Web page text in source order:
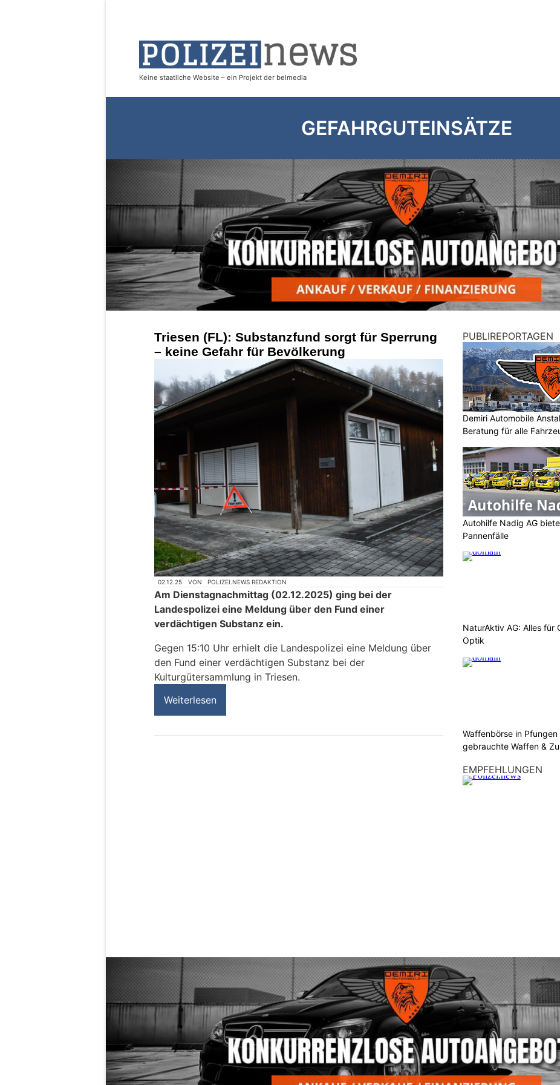
GEFAHRGUTEINSÄTZE
Triesen (FL): Substanzfund sorgt für Sperrung
– keine Gefahr für Bevölkerung
02.12.25 VON POLIZEI.NEWS REDAKTION
Am Dienstagnachmittag (02.12.2025) ging bei der
Landespolizei eine Meldung über den Fund einer
verdächtigen Substanz ein.
Gegen 15:10 Uhr erhielt die Landespolizei eine Meldung über
den Fund einer verdächtigen Substanz bei der
Kulturgütersammlung in Triesen.
Weiterlesen
PUBLIREPORTAGEN
Demiri Automobile
Beratung für alle
Autohilfe Nadig AG
Pannenfälle
NaturAktiv AG: Alles für
Optik
Waffenbörse in Pfungen
gebrauchte Waffen &
EMPFEHLUNGEN